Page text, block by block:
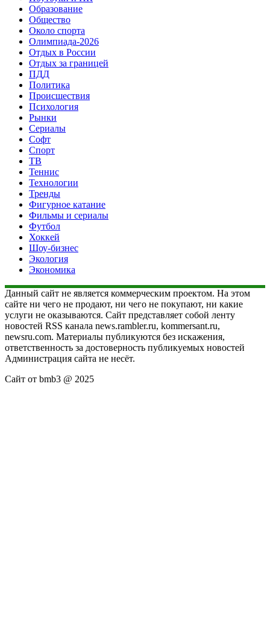
Образование
Общество
Около спорта
Олимпиада-2026
Отдых в России
Отдых за границей
ПДД
Политика
Происшествия
Психология
Рынки
Сериалы
Софт
Спорт
ТВ
Теннис
Технологии
Тренды
Фигурное катание
Фильмы и сериалы
Футбол
Хоккей
Шоу-бизнес
Экология
Экономика
Данный сайт не является коммерческим проектом. На этом
сайте ни чего не продают, ни чего не покупают, ни какие
услуги не оказываются. Сайт представляет собой ленту
новостей RSS канала news.rambler.ru, kommersant.ru,
newsru.com. Материалы публикуются без искажения,
ответственность за достоверность публикуемых новостей
Администрация сайта не несёт.
Сайт от bmb3 @ 2025